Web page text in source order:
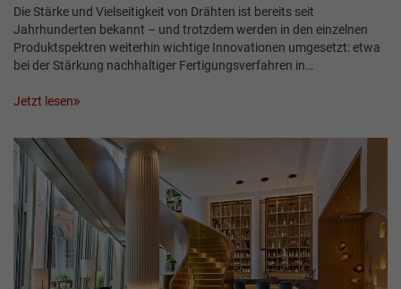
Die Stärke und Vielseitigkeit von Drähten ist bereits seit
Jahrhunderten bekannt – und trotzdem werden in den einzelnen
Produktspektren weiterhin wichtige Innovationen umgesetzt: etwa
bei der Stärkung nachhaltiger Fertigungsverfahren in…
Jetzt lesen